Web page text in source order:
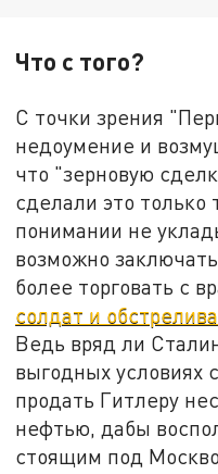
Что с того?
С точки зрения
недоумение и
что "зерновую
сделали это
понимании не
возможно
более торговать с
солдат и
Ведь вряд ли
выгодных условиях
продать Гитлеру
нефтью, дабы
стоящим под